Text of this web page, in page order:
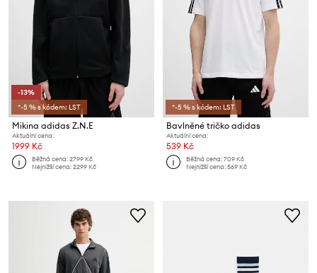
-13%
*-5 % s kódem: LST
Mikina adidas Z.N.E
Aktuální cena:
1999 Kč
Běžná cena:2799 Kč
Nejnižší cena:2299 Kč
*-5 % s kódem: LST
Bavlněné tričko adidas
Aktuální cena:
539 Kč
Běžná cena:709 Kč
Nejnižší cena:569 Kč